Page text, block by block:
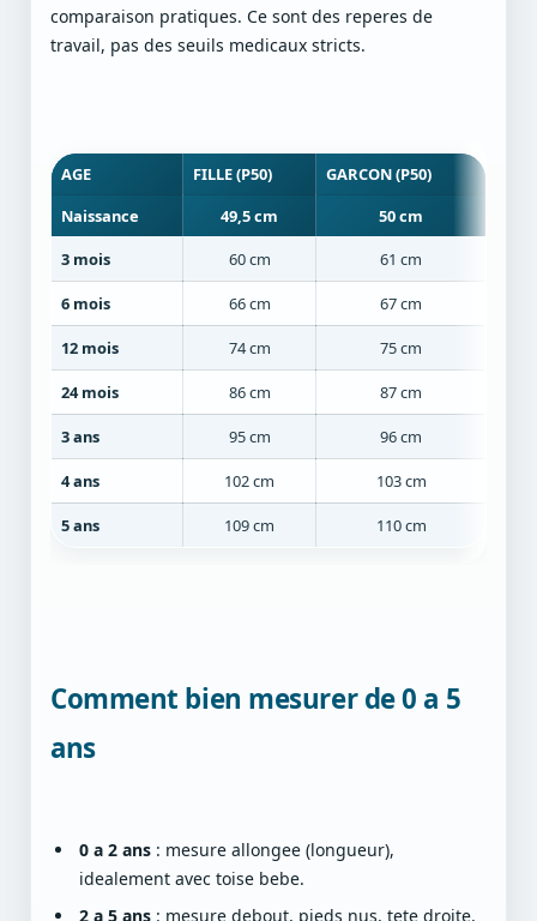
comparaison pratiques. Ce sont des reperes de
travail, pas des seuils medicaux stricts.
AGE FILLE (P50)
GARCON (P50)
Naissance
49,5 cm
50 cm
3 mois
60 cm 61 cm
6 mois 66 cm 67 cm
12 mois 74 cm 75 cm
24 mois 86 cm 87 cm
3 ans 95 cm 96 cm
4 ans 102 cm 103 cm
5 ans 109 cm 110 cm
Comment bien mesurer de 0 a 5
ans
0 a 2 ans: mesure allongee (longueur),
idealement avec toise bebe.
2 a 5 ans: mesure debout, pieds nus, tete droite,